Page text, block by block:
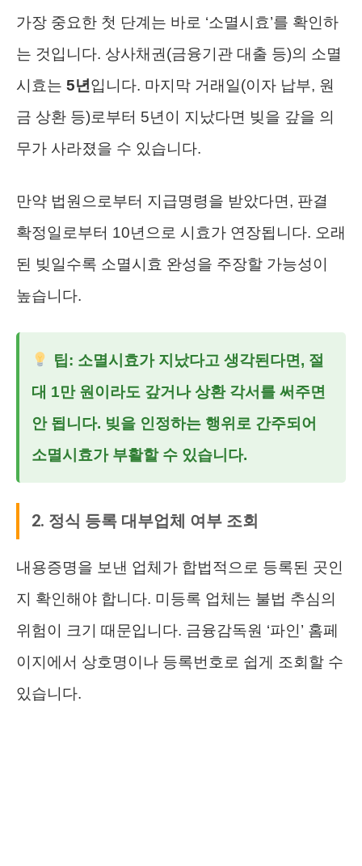
가장 중요한 첫 단계는 바로 ‘소멸시효’를 확인하
는 것입니다. 상사채권(금융기관 대출 등)의 소멸
시효는 5년 입니다. 마지막 거래일(이자 납부, 원
금 상환 등)로부터 5년이 지났다면 빚을 갚을 의
무가 사라졌을 수 있습니다.
만약 법원으로부터 지급명령을 받았다면, 판결
확정일로부터 10년으로 시효가 연장됩니다. 오래
된 빚일수록 소멸시효 완성을 주장할 가능성이
높습니다.
팁: 소멸시효가 지났다고 생각된다면, 절
대 1만 원이라도 갚거나 상환 각서를 써주면
안 됩니다. 빚을 인정하는 행위로 간주되어
소멸시효가 부활할 수 있습니다.
2. 정식 등록 대부업체 여부 조회
내용증명을 보낸 업체가 합법적으로 등록된 곳인
지 확인해야 합니다. 미등록 업체는 불법 추심의
위험이 크기 때문입니다. 금융감독원 ‘파인’ 홈페
이지에서 상호명이나 등록번호로 쉽게 조회할 수
있습니다.